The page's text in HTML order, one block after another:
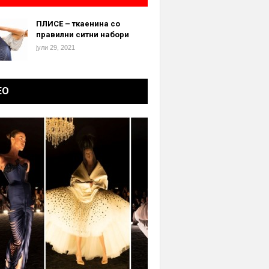
ПЛИСЕ – ткаенина со
правилни ситни набори
јули 29, 2021